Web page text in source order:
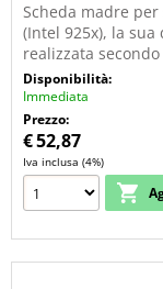
Scheda madre
(Intel 925x), la
realizzata
Disponibilità:
Immediata
Prezzo:
€52,87
Iva inclusa (4%)